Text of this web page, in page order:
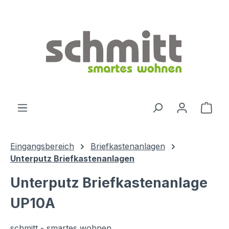
Eingangsbereich
Briefkastenanlagen
Unterputz Briefkastenanlagen
Unterputz Briefkastenanlage
UP10A